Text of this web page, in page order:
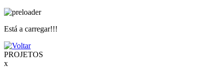
Está a carregar!!!
PROJETOS
x